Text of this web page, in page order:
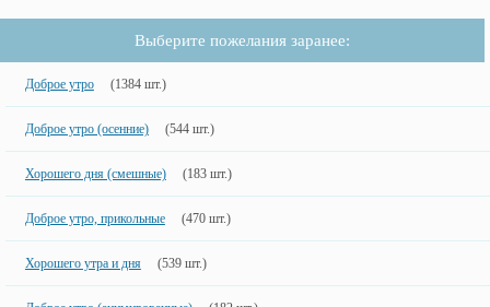
Выберите пожелания заранее:
Доброе утро (1384 шт.)
Доброе утро (осенние) (544 шт.)
Хорошего дня (смешные) (183 шт.)
Доброе утро, прикольные (470 шт.)
Хорошего утра и дня (539 шт.)